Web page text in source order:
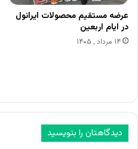
عرضه مستقیم محصولات ایرانول
در ایام اربعین
۱۴ مرداد , ۱۴۰۵
دیدگاهتان را بنویسید